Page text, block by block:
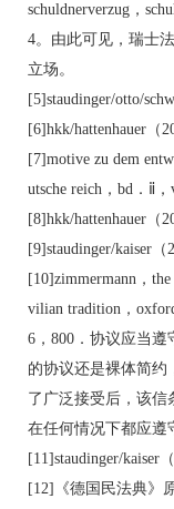
schuldnerverzug，
4。由此可见，瑞士
立场。
[5]staudinger/otto/
[6]hkk/hattenhauer（
[7]motive zu dem
utsche reich，bd．ⅱ
[8]hkk/hattenhauer（
[9]staudinger/kaiser
[10]zimmermann，
vilian tradition，
6，800．协议应当
的协议还是裸体简约
了广泛接受后，该信
在任何情况下都应遵
[11]staudinger/kaiser
[12]《德国民法典》